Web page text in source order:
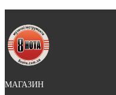
МАГАЗИН